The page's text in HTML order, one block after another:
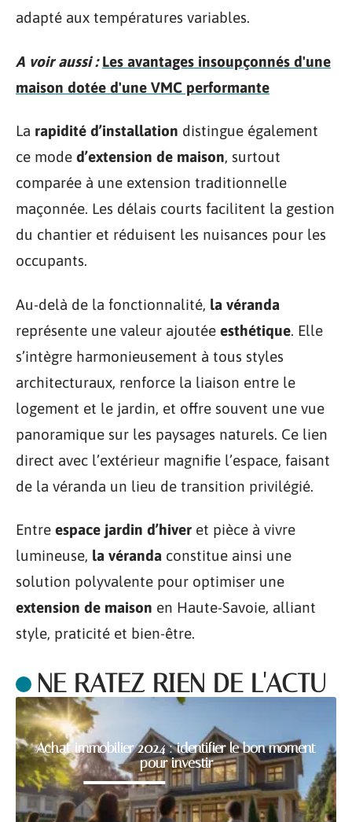
adapté aux températures variables.
A voir aussi : Les avantages insoupçonnés d'une
maison dotée d'une VMC performante
La rapidité d’installation distingue également
ce mode d’extension de maison, surtout
comparée à une extension traditionnelle
maçonnée. Les délais courts facilitent la gestion
du chantier et réduisent les nuisances pour les
occupants.
Au-delà de la fonctionnalité, la véranda
représente une valeur ajoutée esthétique. Elle
s’intègre harmonieusement à tous styles
architecturaux, renforce la liaison entre le
logement et le jardin, et offre souvent une vue
panoramique sur les paysages naturels. Ce lien
direct avec l’extérieur magnifie l’espace, faisant
de la véranda un lieu de transition privilégié.
Entre espace jardin d’hiver et pièce à vivre
lumineuse, la véranda constitue ainsi une
solution polyvalente pour optimiser une
extension de maison en Haute-Savoie, alliant
style, praticité et bien-être.
NE RATEZ RIEN DE L'ACTU
Achat immobilier 2024 : identifier le bon moment
pour investir